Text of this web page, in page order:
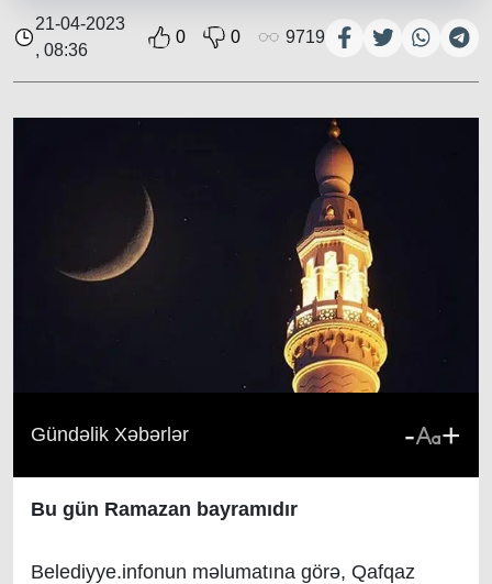
21-04-2023
, 08:36
0 0 9719
Gündəlik Xəbərlər - +
Bu gün Ramazan bayramıdır
Belediyye.infonun məlumatına görə, Qafqaz